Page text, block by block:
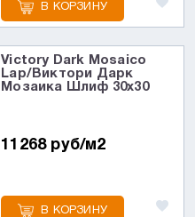
В КОРЗИНУ
Victory Dark Mosaico
Lap/Виктори Дарк
Мозаика Шлиф 30x30
11268 руб/м2
В КОРЗИНУ